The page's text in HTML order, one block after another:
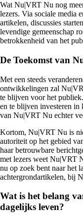
Wat Nu|VRT Nu nog
lezers. Via sociale media
artikelen, discussies
levendige gemeenschap
betrokkenheid van het
De Toekomst van
Met een steeds
ontwikkelingen zal
te blijven voor het
en te blijven investeren
van Nu|VRT Nu echter
Kortom, Nu|VRT Nu is
autoriteit op het gebied
haar betrouwbare
met lezers weet Nu|VRT
nu op zoek bent naar het
achtergrondartikelen, bij
Wat is het belang
dagelijks leven?